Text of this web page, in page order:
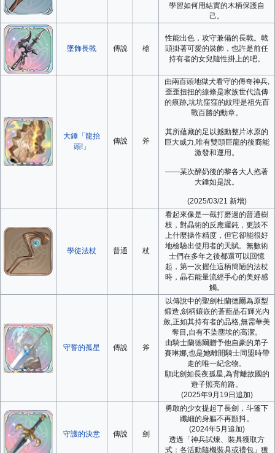
學習如何用結實的木柄保護自
己。
墜飾長戟 傳說 槍
性能出色，攻守兼備的長戟。戟
頭掛著可愛的裝飾，也許是前任
持有者的女兒隨性掛上的吧。
大錘「龍抬
頭!」
傳說 斧
由兩百頭地獄犬看守的傳奇神兵,
歪歪扭扭的線條是家族世代流傳
的痕跡,坑坑窪窪的紋理是祖先百
戰百勝的勳章。
其所蘊藏的足以撼動整片冰原的
巨大威力,唯有雙頭巨龍的後裔能
激發和運用。
——某次醉奶後的黎各大人抱著
大錘如是說。
(2025/03/21 新增)
學徒法杖 普通 杖
看起來像是一截打磨過的普通樹
枝，對晶術的反應遲鈍，更談不
上什麼操作精度，但它卻能很好
地檢驗出使用者的天賦。無數術
士們在多年之後都還可以回憶
起，第一次握住這柄簡陋的法杖
時，晶石能量流經手心的美好感
觸。
守誓的孤星 傳說 斧
以傳說中的聖劍杜蘭德爾為原型
鍛造,劍柄鑲嵌的蒼藍晶石輝光內
斂,正如其持有者的品格,無需華美
奪目,自有不染塵埃的高潔。
由騎士蘭德爾贈予他自豪的弟子
賽琳娜,也是她離開騎士同盟時帶
走的唯一紀念物。
願此劍如長夜孤星,為背離故國的
遊子照亮前路。
(2025年9月19日追加)
守護的決意 傳說 劍
勇敢的少女提起了長劍，斗篷下
纖細的身軀不再顫抖。
(2024年5月追加)
透過「神兵試煉、裝具獲取方
式：各活動隨機裝具或禮包」獲